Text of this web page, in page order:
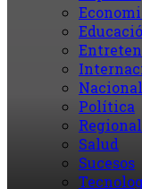
Política
Salud
Sucesos